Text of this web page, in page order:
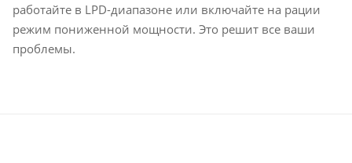
работайте в LPD-диапазоне или включайте на рации
режим пониженной мощности. Это решит все ваши
проблемы.